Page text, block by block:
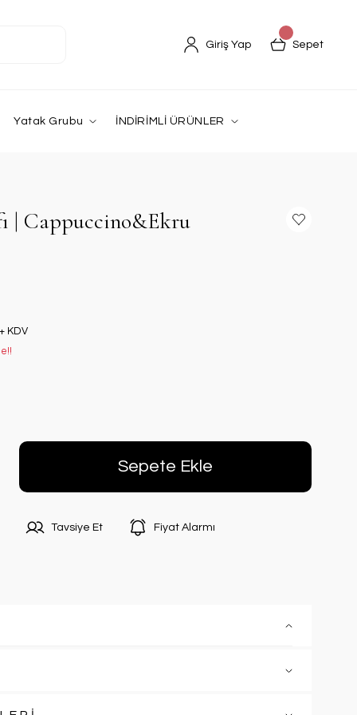
Giriş Yap Sepet
Yatak Grubu İNDİRİMLİ ÜRÜNLER
| Cappuccino&Ekru
KDV
Sepete Ekle
Tavsiye Et Fiyat Alarmı